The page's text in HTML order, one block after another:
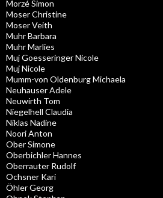
Morzé Simon
Moser Christine
Moser Veith
Muhr Barbara
Muhr Marlies
Muj Goesseringer Nicole
Muj Nicole
Mumm-von Oldenburg Michaela
Neuhauser Adele
Neuwirth Tom
Niegelhell Claudia
Niklas Nadine
Noori Anton
Ober Simone
Oberbichler Hannes
Oberrauter Rudolf
Ochsner Kari
Öhler Georg